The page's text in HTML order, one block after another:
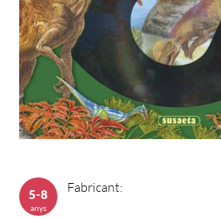
Fabricant:
5-8
anys